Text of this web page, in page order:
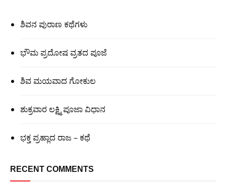
ಶಿವನ ಪುರಾಣ ಕಥೆಗಳು
ಭೌಮ ಪ್ರದೋಷ ವ್ರತದ ಪೂಜೆ
ಶಿವ ಮಯವಾದ ಗೋಕುಲ
ಶುಕ್ರವಾರ ಲಕ್ಷ್ಮಿ ಪೂಜಾ ವಿಧಾನ
ಭಕ್ತ ಪ್ರಹ್ಲಾದ ರಾಜ – ಕಥೆ
RECENT COMMENTS